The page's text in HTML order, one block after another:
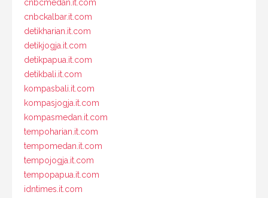
cnbcmedan.it.com
cnbckalbar.it.com
detikharian.it.com
detikjogja.it.com
detikpapua.it.com
detikbali.it.com
kompasbali.it.com
kompasjogja.it.com
kompasmedan.it.com
tempoharian.it.com
tempomedan.it.com
tempojogja.it.com
tempopapua.it.com
idntimes.it.com